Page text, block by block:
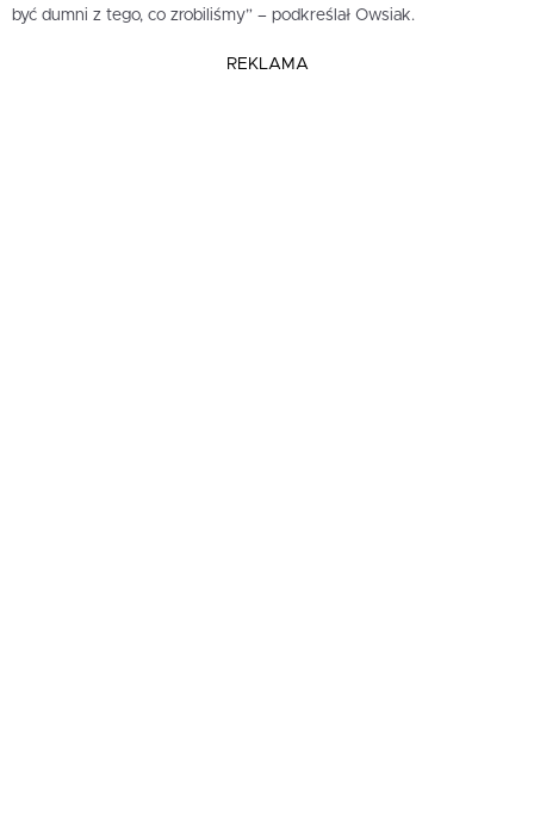
być dumni z tego, co zrobiliśmy” – podkreślał Owsiak.
REKLAMA